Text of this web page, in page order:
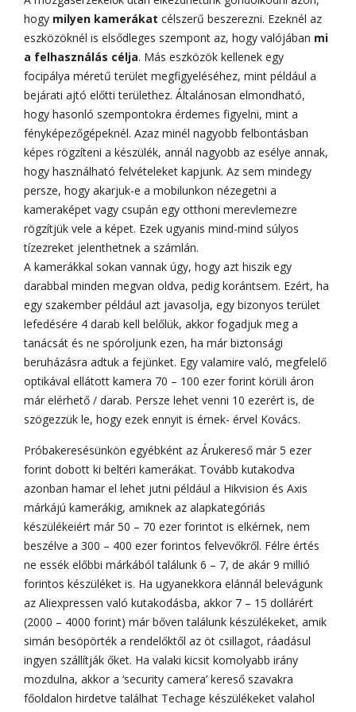
hogy milyen kamerákat célszerű beszerezni. Ezeknél az
eszközöknél is elsődleges szempont az, hogy valójában mi
a felhasználás célja. Más eszközök kellenek egy
focipálya méretű terület megfigyeléséhez, mint például a
bejárati ajtó előtti területhez. Általánosan elmondható,
hogy hasonló szempontokra érdemes figyelni, mint a
fényképezőgépeknél. Azaz minél nagyobb felbontásban
képes rögzíteni a készülék, annál nagyobb az esélye annak,
hogy használható felvételeket kapjunk. Az sem mindegy
persze, hogy akarjuk-e a mobilunkon nézegetni a
kameraképet vagy csupán egy otthoni merevlemezre
rögzítjük vele a képet. Ezek ugyanis mind-mind súlyos
tízezreket jelenthetnek a számlán.
A kamerákkal sokan vannak úgy, hogy azt hiszik egy
darabbal minden megvan oldva, pedig korántsem. Ezért, ha
egy szakember például azt javasolja, egy bizonyos terület
lefedésére 4 darab kell belőlük, akkor fogadjuk meg a
tanácsát és ne spóroljunk ezen, ha már biztonsági
beruházásra adtuk a fejünket. Egy valamire való, megfelelő
optikával ellátott kamera 70 – 100 ezer forint körüli áron
már elérhető / darab. Persze lehet venni 10 ezerért is, de
szögezzük le, hogy ezek ennyit is érnek- érvel Kovács.
Próbakeresésünkön egyébként az Árukereső már 5 ezer
forint dobott ki beltéri kamerákat. Tovább kutakodva
azonban hamar el lehet jutni például a Hikvision és Axis
márkájú kamerákig, amiknek az alapkategóriás
készülékeiért már 50 – 70 ezer forintot is elkérnek, nem
beszélve a 300 – 400 ezer forintos felvevőkről. Félre értés
ne essék előbbi márkából találunk 6 – 7, de akár 9 millió
forintos készüléket is. Ha ugyanekkora elánnál belevágunk
az Aliexpressen való kutakodásba, akkor 7 – 15 dollárért
(2000 – 4000 forint) már bőven találunk készülékeket, amik
simán besöpörték a rendelőktől az öt csillagot, ráadásul
ingyen szállítják őket. Ha valaki kicsit komolyabb irány
mozdulna, akkor a ‘security camera’ kereső szavakra
főoldalon hirdetve találhat Techage készülékeket valahol